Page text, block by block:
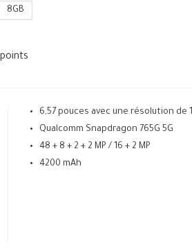
8GB
points
6,57 pouces avec une résolution de
Qualcomm Snapdragon 765G 5G
48 + 8 + 2 + 2 MP / 16 + 2 MP
4200 mAh